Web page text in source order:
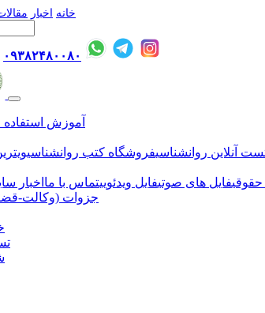
خانه اخبار
۰۹۳۸۲۴۸۰۰۸۰
آموزش استفاده
آنلاین روانشناسیفروشگاه کتب روانشناسی
فایل های صوتیفایل ویدئوییتماس با ما اخبار
جزوات (وکالت-